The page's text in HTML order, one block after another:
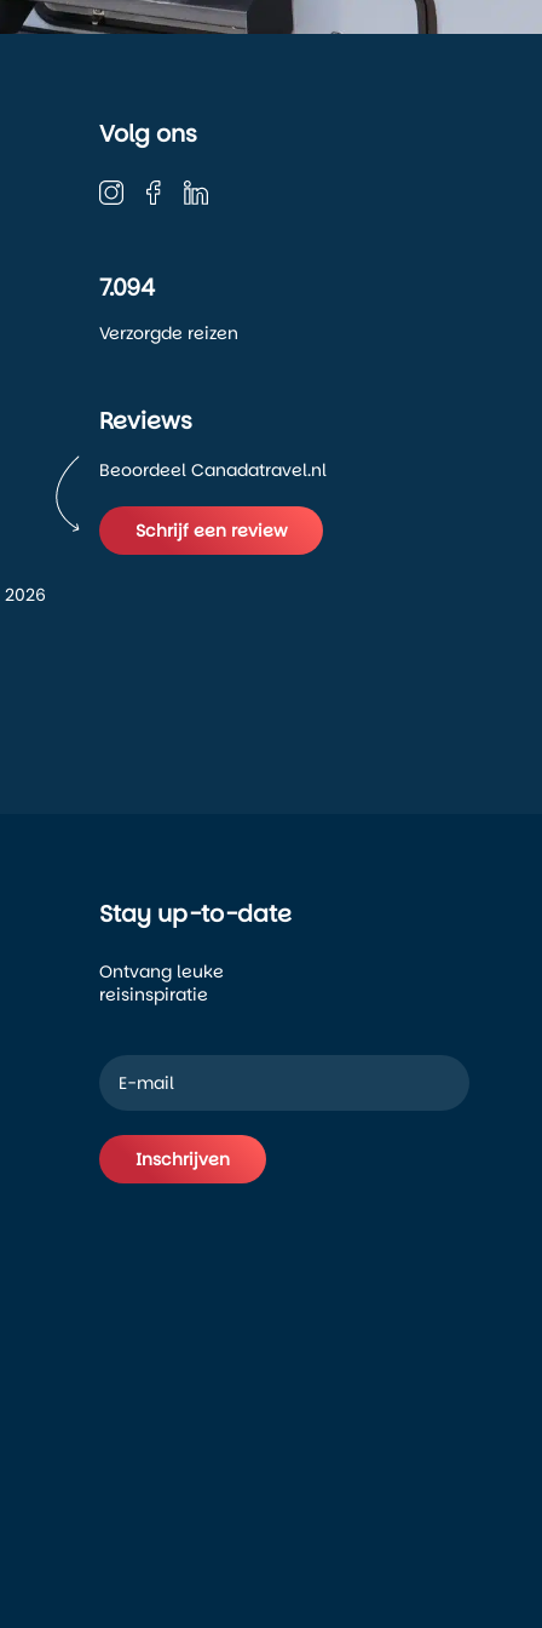
Volg ons
7.094
Verzorgde reizen
Reviews
Beoordeel Canadatravel.nl
Schrijf een review
Stay up-to-date
Ontvang leuke
reisinspiratie
Inschrijven